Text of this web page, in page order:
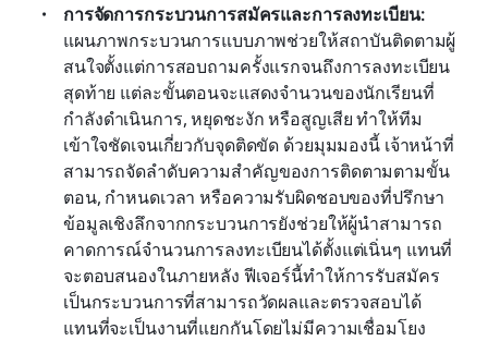
การจัดการกระบวนการสมัครและการลงทะเบียน:
แผนภาพกระบวนการแบบภาพช่วยให้สถาบันติดตามผู้
สนใจตั้งแต่การสอบถามครั้งแรกจนถึงการลงทะเบียน
สุดท้าย แต่ละขั้นตอนจะแสดงจำนวนของนักเรียนที่
กำลังดำเนินการ, หยุดชะงัก หรือสูญเสีย ทำให้ทีม
เข้าใจชัดเจนเกี่ยวกับจุดติดขัด ด้วยมุมมองนี้ เจ้าหน้าที่
สามารถจัดลำดับความสำคัญของการติดตามตามขั้น
ตอน, กำหนดเวลา หรือความรับผิดชอบของที่ปรึกษา
ข้อมูลเชิงลึกจากกระบวนการยังช่วยให้ผู้นำสามารถ
คาดการณ์จำนวนการลงทะเบียนได้ตั้งแต่เนิ่นๆ แทนที่
จะตอบสนองในภายหลัง ฟีเจอร์นี้ทำให้การรับสมัคร
เป็นกระบวนการที่สามารถวัดผลและตรวจสอบได้
แทนที่จะเป็นงานที่แยกกันโดยไม่มีความเชื่อมโยง